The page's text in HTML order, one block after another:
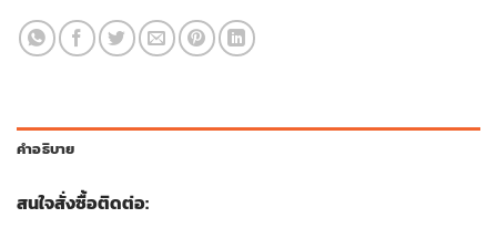
คำอธิบาย
สนใจสั่งซื้อติดต่อ: